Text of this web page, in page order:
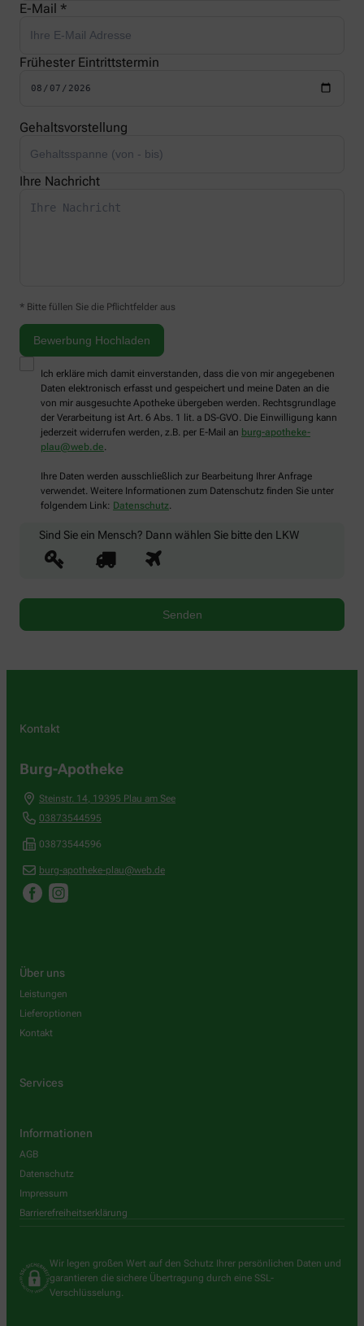
E-Mail *
Frühester Eintrittstermin
Gehaltsvorstellung
Ihre Nachricht
* Bitte füllen Sie die Pflichtfelder aus
Ich erkläre mich damit einverstanden, dass die von mir angegebenen
Daten elektronisch erfasst und gespeichert und meine Daten an die
von mir ausgesuchte Apotheke übergeben werden. Rechtsgrundlage
der Verarbeitung ist Art. 6 Abs. 1 lit. a DS-GVO. Die Einwilligung kann
jederzeit widerrufen werden, z.B. per E-Mail an burg-apotheke-
plau@web.de.
Ihre Daten werden ausschließlich zur Bearbeitung Ihrer Anfrage
verwendet. Weitere Informationen zum Datenschutz finden Sie unter
folgendem Link: Datenschutz.
Sind Sie ein Mensch? Dann wählen Sie bitteden LKW
Kontakt
Burg-Apotheke
Steinstr. 14, 19395 Plau am See
03873544595
03873544596
burg-apotheke-plau@web.de
Über uns
Leistungen
Lieferoptionen
Kontakt
Services
Informationen
AGB
Datenschutz
Impressum
Barrierefreiheitserklärung
Wir legen großen Wert auf den Schutz Ihrer persönlichen Daten und
garantieren die sichere Übertragung durch eine SSL-
Verschlüsselung.